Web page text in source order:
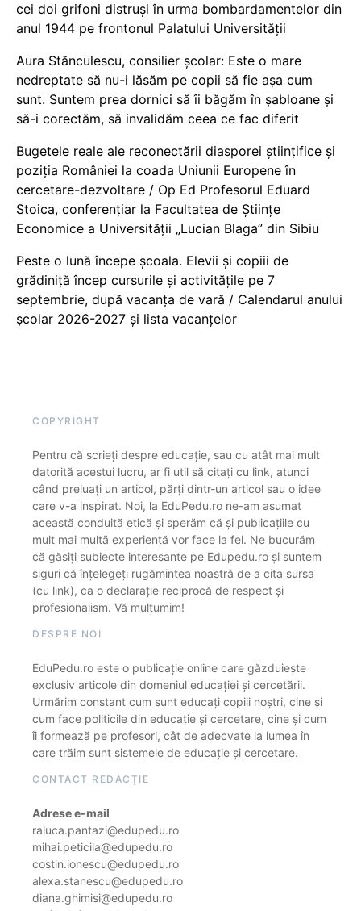
cei doi grifoni distruși în urma bombardamentelor din
anul 1944 pe frontonul Palatului Universității
Aura Stănculescu, consilier școlar: Este o mare
nedreptate să nu-i lăsăm pe copii să fie așa cum
sunt. Suntem prea dornici să îi băgăm în șabloane și
să-i corectăm, să invalidăm ceea ce fac diferit
Bugetele reale ale reconectării diasporei științifice și
poziția României la coada Uniunii Europene în
cercetare-dezvoltare / Op Ed Profesorul Eduard
Stoica, conferențiar la Facultatea de Științe
Economice a Universității „Lucian Blaga” din Sibiu
Peste o lună începe școala. Elevii și copiii de
grădiniță încep cursurile și activitățile pe 7
septembrie, după vacanța de vară / Calendarul anului
școlar 2026-2027 și lista vacanțelor
COPYRIGHT
Pentru că scrieți despre educație, sau cu atât mai mult
datorită acestui lucru, ar fi util să citați cu link, atunci
când preluați un articol, părți dintr-un articol sau o idee
care v-a inspirat. Noi, la EduPedu.ro ne-am asumat
această conduită etică și sperăm că și publicațiile cu
mult mai multă experiență vor face la fel. Ne bucurăm
că găsiți subiecte interesante pe Edupedu.ro și suntem
siguri că înțelegeți rugămintea noastră de a cita sursa
(cu link), ca o declarație reciprocă de respect și
profesionalism. Vă mulțumim!
DESPRE NOI
EduPedu.ro este o publicație online care găzduiește
exclusiv articole din domeniul educației și cercetării.
Urmărim constant cum sunt educați copiii noștri, cine și
cum face politicile din educație și cercetare, cine și cum
îi formează pe profesori, cât de adecvate la lumea în
care trăim sunt sistemele de educație și cercetare.
CONTACT REDACȚIE
Adrese e-mail
raluca.pantazi@edupedu.ro
mihai.peticila@edupedu.ro
costin.ionescu@edupedu.ro
alexa.stanescu@edupedu.ro
diana.ghimisi@edupedu.ro